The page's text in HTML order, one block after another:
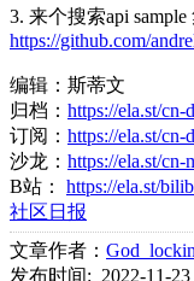
3. 来个搜索api
https://github.com/
编辑：斯蒂文
归档： https://ela.st/cn-
订阅： https://ela.st/cn-
沙龙： https://ela.st/cn-
B站： https://ela.st/
社区日报
文章作者： God_lockin
发布时间: 2022-11-23